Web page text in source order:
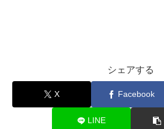
シェアする
X Facebook
LINE